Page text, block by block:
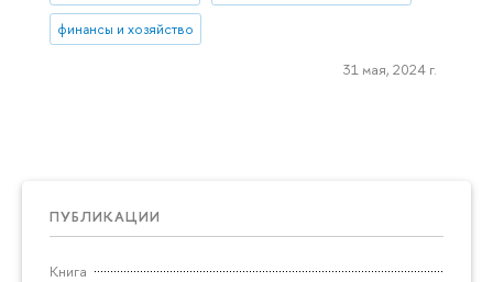
ПУБЛИКАЦИИ
Книга
финансы и хозяйство
31 мая, 2024 г.